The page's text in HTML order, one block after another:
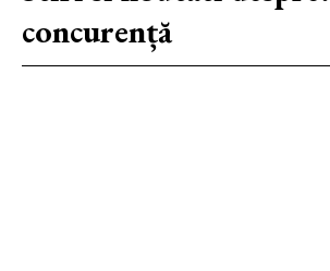
concurență